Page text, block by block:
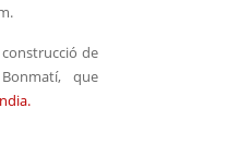
de
que